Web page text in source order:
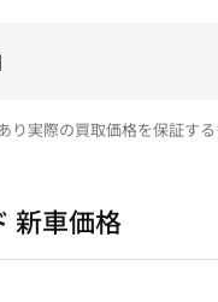
実際の買取価格を保証する
新車価格